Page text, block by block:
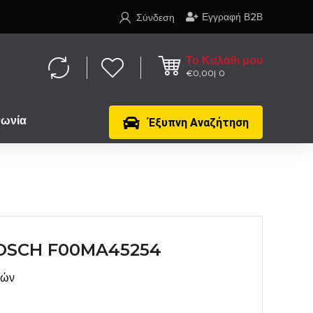
Εγγραφή Β2Β
Σύνδεση
Το Καλάθι μου
€0,00 0
Έξυπνη Αναζήτηση
F00MA45254